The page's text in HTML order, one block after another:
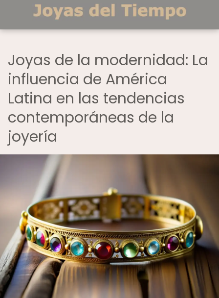
Joyas de la modernidad: La
influencia de América
Latina en las tendencias
contemporáneas de la
joyería